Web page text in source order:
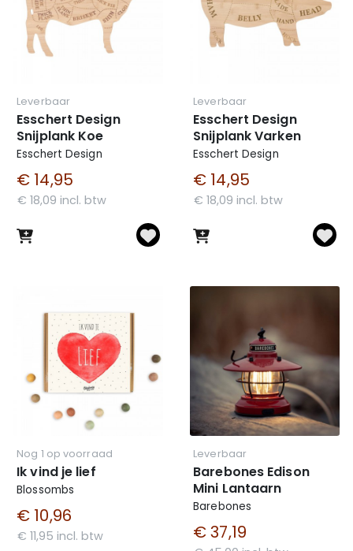
Leverbaar
Esschert Design
Snijplank Koe
Esschert Design
€ 14,95
€ 18,09 incl. btw
Leverbaar
Esschert Design
Snijplank Varken
Esschert Design
€ 14,95
€ 18,09 incl. btw
Nog 1 op voorraad
Ik vind je lief
Blossombs
€ 10,96
€ 11,95 incl. btw
Leverbaar
Barebones Edison
Mini Lantaarn
Barebones
€ 37,19